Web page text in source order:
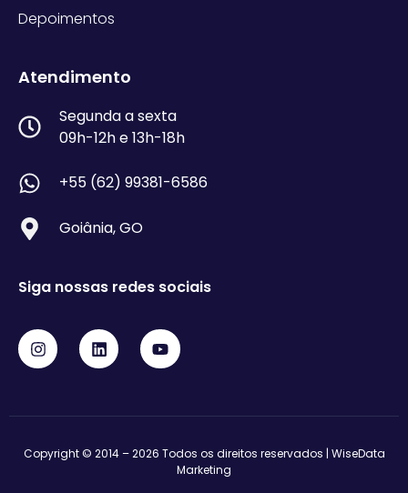
Depoimentos
Atendimento
Segunda a sexta
09h-12h e 13h-18h
+55 (62) 99381-6586
Goiânia, GO
Siga nossas redes sociais
Copyright © 2014 – 2026 Todos os direitos reservados | WiseData
Marketing